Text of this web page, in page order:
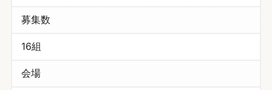
募集数
16組
会場